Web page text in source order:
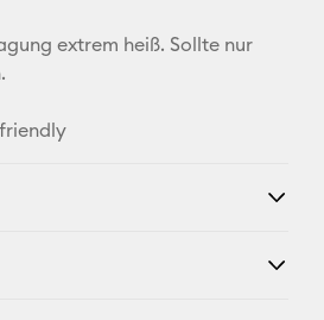
extrem heiß. Sollte nur